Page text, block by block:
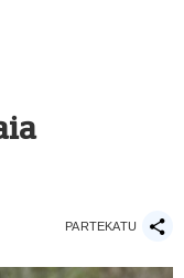
PARTEKATU